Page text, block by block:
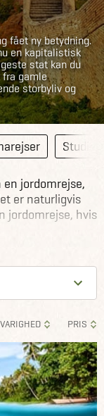
fået ny betydning.
en kapitalistisk
stat kan du
gamle
storbyliv og
en jordomrejse,
er naturligvis
jordomrejse, hvis
VARIGHED PRIS